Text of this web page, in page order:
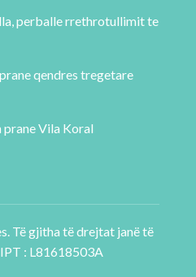
perballe rrethrotullimit te
qendres tregetare
prane Vila Koral
Të gjitha të drejtat janë të
: L81618503A